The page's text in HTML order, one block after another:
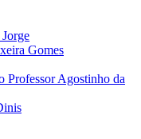
Gomes
Professor Agostinho da